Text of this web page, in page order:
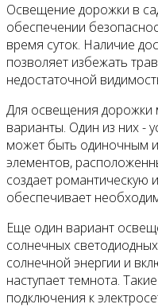
Освещение дорожки в
обеспечении
время суток. Наличие
позволяет избежать
недостаточной
Для освещения дорожки
варианты. Один из них -
может быть одиночным
элементов,
создает романтическую
обеспечивает
Еще один вариант
солнечных
солнечной энергии и
наступает темнота.
подключения к